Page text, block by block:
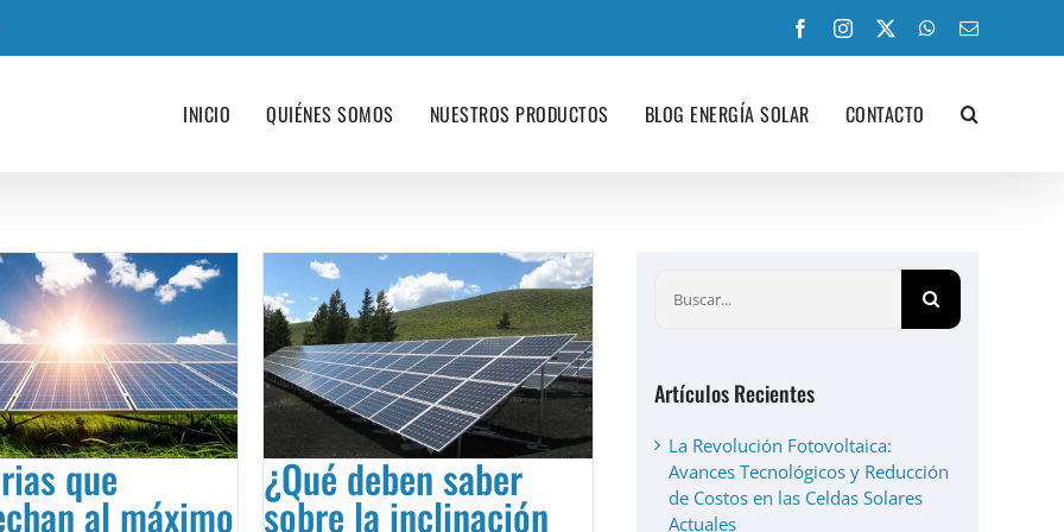
FacebookInstagram WhatsApp
Correo
INICIO QUIÉNES SOMOS NUESTROS PRODUCTOS BLOG ENERGÍA SOLAR CONTACTO
que
al máximo
¿Qué deben saber
sobre la inclinación
Artículos Recientes
La Revolución Fotovoltaica:
Avances Tecnológicos y Reducción
de Costos en las Celdas Solares
Actuales